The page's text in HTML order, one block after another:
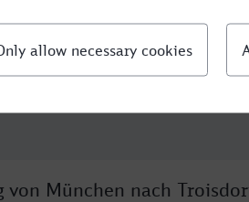
München nach